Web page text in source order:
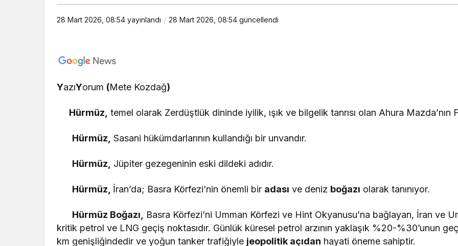
28 Mart 2026, 08:54 yayınlandı 28 Mart 2026, 08:54 güncellendi
YazıYorum (Mete Kozdağ)
Hürmüz, temel olarak Zerdüştlük dininde iyilik, ışık ve bilgelik tanrısı olan Ahura Mazda’nın
Hürmüz, Sasani hükümdarlarının kullandığı bir unvandır.
Hürmüz, Jüpiter gezegeninin eski dildeki adıdır.
Hürmüz, İran’da; Basra Körfezi’nin önemli bir adası ve deniz boğazı olarak tanınıyor.
Hürmüz Boğazı,
Basra Körfezi’ni Umman Körfezi ve Hint Okyanusu’na bağlayan, İran ve
kritik petrol ve LNG geçiş noktasıdır. Günlük küresel petrol arzının yaklaşık %20-%30’unun
km genişliğindedir ve yoğun tanker trafiğiyle jeopolitik açıdan hayati öneme sahiptir.